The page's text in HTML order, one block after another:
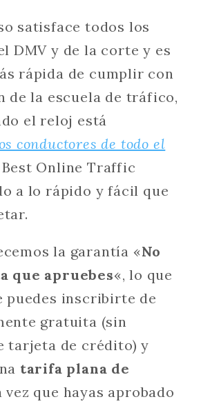
satisface todos los
DMV y de la corte y es
rápida de cumplir con
de la escuela de tráfico,
el reloj está
conductores de todo el
Best Online Traffic
a lo rápido y fácil que
la garantía «No
que apruebes«, lo que
puedes inscribirte de
gratuita (sin
tarjeta de crédito) y
tarifa plana de
vez que hayas aprobado